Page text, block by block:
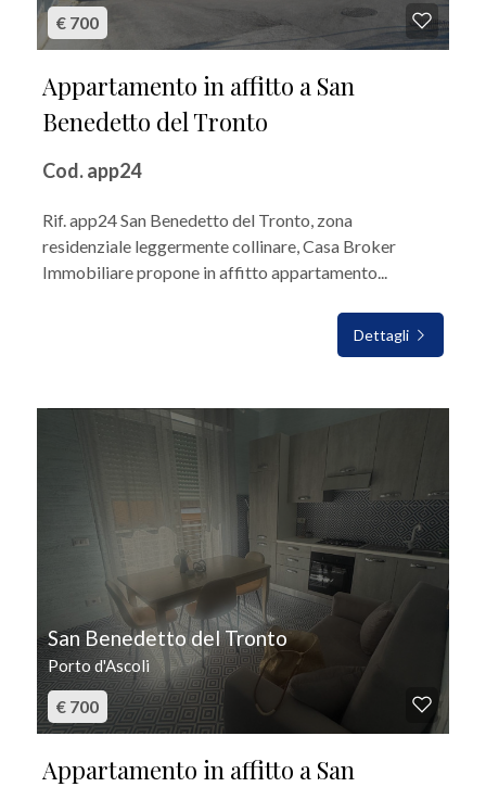
€ 700
Appartamento in affitto a San
Benedetto del Tronto
Cod. app24
Rif. app24 San Benedetto del Tronto, zona
residenziale leggermente collinare, Casa Broker
Immobiliare propone in affitto appartamento...
Dettagli
San Benedetto del Tronto
Porto d'Ascoli
€ 700
Appartamento in affitto a San